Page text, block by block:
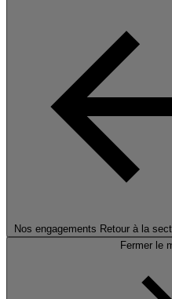
Nos engagements Retour à la
Fermer le